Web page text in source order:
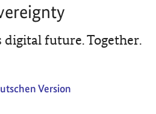
digital future. Together.
Version